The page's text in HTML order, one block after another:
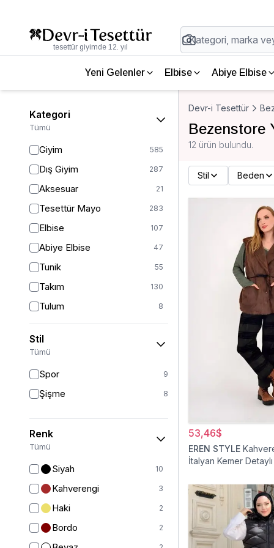
tesettür giyimde 12. yıl
Yeni Gelenler Elbise Abiye Elbise
Kategori
Tümü
Giyim 585
Dış Giyim 287
Aksesuar 21
Tesettür Mayo 283
Elbise 107
Abiye Elbise 47
Tunik 55
Takım 130
Tulum 8
Pantolon 151
Etek 19
Şal 6
Bone
Ferace
Kap & Pardesü
Trençkot
Hırka
Stil
Tümü
Spor 9
Şişme 8
Renk
Tümü
Siyah 10
Kahverengi 3
Haki 2
Bordo 2
Devr-i Tesettür
Bezenstore
12 ürün bulundu.
Stil Beden
53,46$
EREN STYLE
İtalyan Kemer